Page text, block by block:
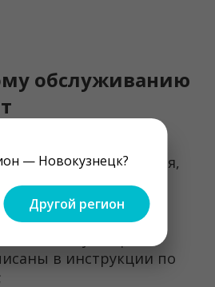
— Новокузнецк?
Другой регион
обслуживанию
изготовителя,
в гарантийном
эксплуатации,
в инструкции по